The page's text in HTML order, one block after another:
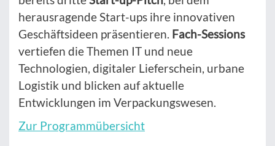
herausragende Start-ups ihre innovativen
Geschäftsideen präsentieren. Fach-Sessions
vertiefen die Themen IT und neue
Technologien, digitaler Lieferschein, urbane
Logistik und blicken auf aktuelle
Entwicklungen im Verpackungswesen.
Zur Programmübersicht